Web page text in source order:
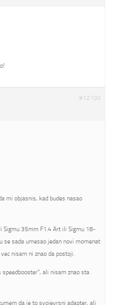
#12100
mi objasnis, kad budes nasao
Sigmu 35mm F1.4 Art ili Sigmu 18-
sada umesao jedan novi momenat
nisam ni znao da postoji.
ali nisam znao sta
da je to svojevrsni adapter, ali